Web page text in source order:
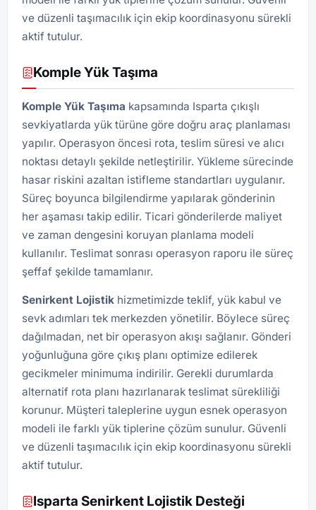
ve düzenli taşımacılık için ekip koordinasyonu sürekli
aktif tutulur.
Komple Yük Taşıma
Komple Yük Taşıma kapsamında Isparta çıkışlı
sevkiyatlarda yük türüne göre doğru araç planlaması
yapılır. Operasyon öncesi rota, teslim süresi ve alıcı
noktası detaylı şekilde netleştirilir. Yükleme sürecinde
hasar riskini azaltan istifleme standartları uygulanır.
Süreç boyunca bilgilendirme yapılarak gönderinin
her aşaması takip edilir. Ticari gönderilerde maliyet
ve zaman dengesini koruyan planlama modeli
kullanılır. Teslimat sonrası operasyon raporu ile süreç
şeffaf şekilde tamamlanır.
Senirkent Lojistik hizmetimizde teklif, yük kabul ve
sevk adımları tek merkezden yönetilir. Böylece süreç
dağılmadan, net bir operasyon akışı sağlanır. Gönderi
yoğunluğuna göre çıkış planı optimize edilerek
gecikmeler minimuma indirilir. Gerekli durumlarda
alternatif rota planı hazırlanarak teslimat sürekliliği
korunur. Müşteri taleplerine uygun esnek operasyon
modeli ile farklı yük tiplerine çözüm sunulur. Güvenli
ve düzenli taşımacılık için ekip koordinasyonu sürekli
aktif tutulur.
Isparta Senirkent Lojistik Desteği